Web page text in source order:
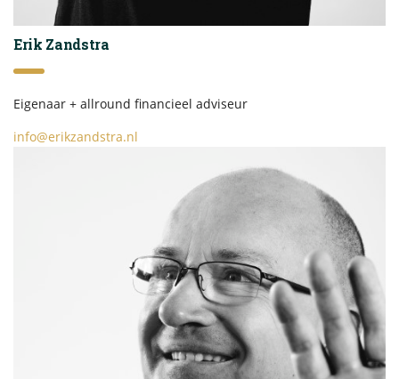
Erik Zandstra
Eigenaar + allround financieel adviseur
info@erikzandstra.nl